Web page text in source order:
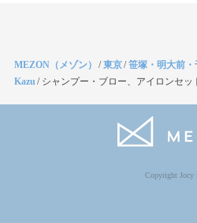
MEZON（メゾン） /東京/笹塚・明大前
Kazu / シャンプー・ブロー、アイロンセッ
Copyright Jocy